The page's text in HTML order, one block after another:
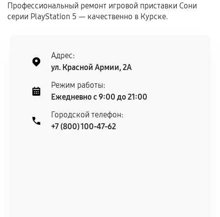
Гарантия на выполненные работы может
сохраняться полностью или частично, если
техническим параметрам и не имеют внешних
дефектов.
Установка была выполнена нашим сервисным
центром.
остается на стороне производителя или
продавца. За качество сторонних деталей
Профессиональный ремонт игровой приставки Сони
серии PlayStation 5 — качественно в Курске.
Адрес:
ул. Красной Армии, 2А
Режим работы:
Ежедневно с 9:00 до 21:00
Городской телефон:
+7 (800) 100-47-62